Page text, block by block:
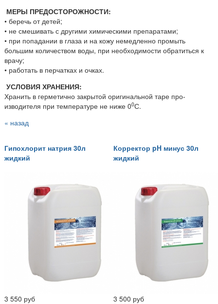
МЕРЫ ПРЕДОСТОРОЖНОСТИ:
• беречь от детей;
• не смешивать с другими химическими препаратами;
• при попадании в глаза и на кожу немедленно промыть
большим количеством воды, при необходимости обратиться к
врачу;
• работать в перчатках и очках.
УСЛОВИЯ ХРАНЕНИЯ:
Хранить в герметично закрытой оригинальной таре про­
изводителя при температуре не ниже 00С.
« назад
Гипохлорит натрия 30л
жидкий
3 550 руб
Корректор pH минус 30л
жидкий
3 500 руб